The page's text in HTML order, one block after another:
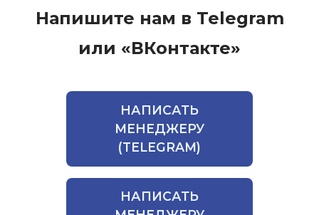
Напишите нам в Telegram
или «ВКонтакте»
НАПИСАТЬ
МЕНЕДЖЕРУ
(TELEGRAM)
НАПИСАТЬ